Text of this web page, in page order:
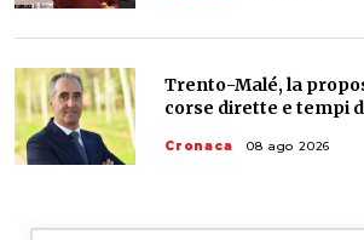
Trento-Malé, la
corse dirette e tempi
Cronaca 08 ago 2026